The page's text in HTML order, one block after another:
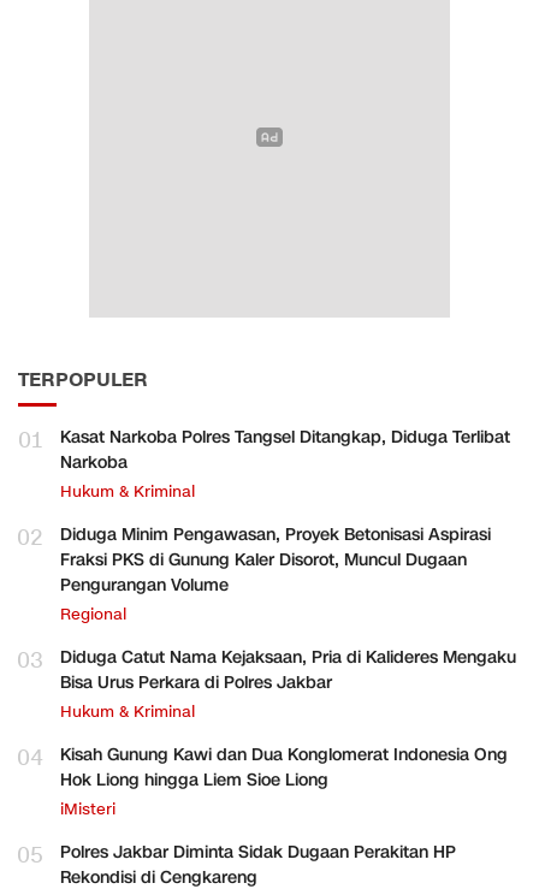
TERPOPULER
01
Kasat Narkoba Polres Tangsel Ditangkap, Diduga Terlibat
Narkoba
Hukum & Kriminal
02
Diduga Minim Pengawasan, Proyek Betonisasi Aspirasi
Fraksi PKS di Gunung Kaler Disorot, Muncul Dugaan
Pengurangan Volume
Regional
03
Diduga Catut Nama Kejaksaan, Pria di Kalideres Mengaku
Bisa Urus Perkara di Polres Jakbar
Hukum & Kriminal
04
Kisah Gunung Kawi dan Dua Konglomerat Indonesia Ong
Hok Liong hingga Liem Sioe Liong
iMisteri
05
Polres Jakbar Diminta Sidak Dugaan Perakitan HP
Rekondisi di Cengkareng